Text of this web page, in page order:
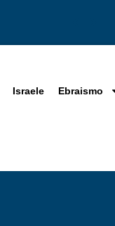
Israele Ebraismo